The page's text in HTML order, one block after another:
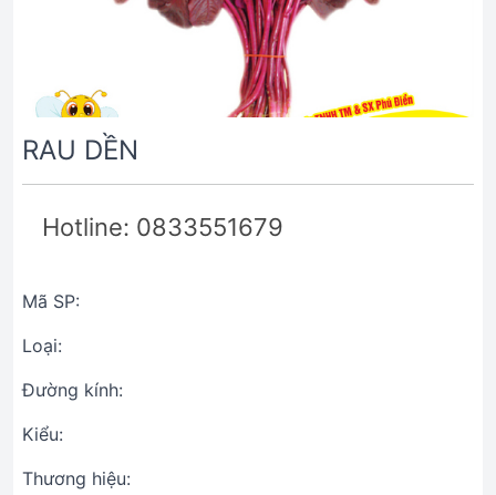
RAU DỀN
Hotline: 0833551679
Mã SP:
Loại:
Đường kính:
Kiểu:
Thương hiệu: